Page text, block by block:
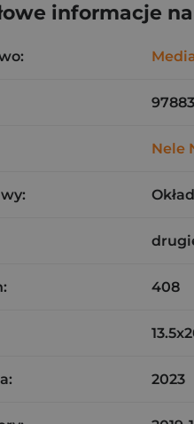
informacje
Nele
408
2023